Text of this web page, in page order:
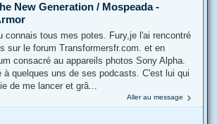
New Generation / Mospeada -
connais tous mes potes. Fury,je l'ai rencontré
sur le forum Transformersfr.com. et en
consacré au appareils photos Sony Alpha.
à quelques uns de ses podcasts. C'est lui qui
de me lancer et grâ...
Aller au message